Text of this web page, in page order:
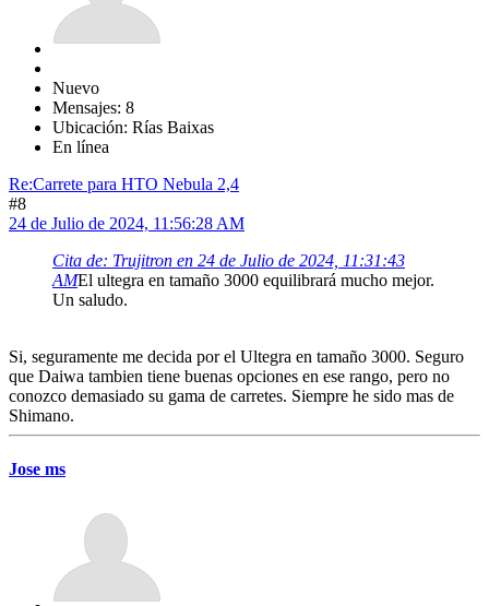
Nuevo
Mensajes: 8
Ubicación: Rías Baixas
En línea
Re:Carrete para HTO Nebula 2,4
#8
24 de Julio de 2024, 11:56:28 AM
Cita de: Trujitron en 24 de Julio de 2024, 11:31:43
AMEl ultegra en tamaño 3000 equilibrará mucho mejor.
Un saludo.
Si, seguramente me decida por el Ultegra en tamaño 3000. Seguro
que Daiwa tambien tiene buenas opciones en ese rango, pero no
conozco demasiado su gama de carretes. Siempre he sido mas de
Shimano.
Jose ms